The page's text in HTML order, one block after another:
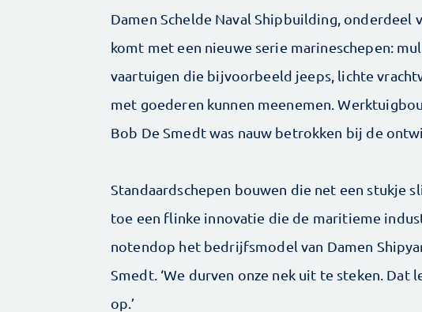
Damen Schelde Naval Shipbuilding, onderdeel
komt met een nieuwe serie marineschepen:
vaartuigen die bijvoorbeeld jeeps, lichte
met goederen kunnen meenemen.
Bob De Smedt was nauw betrokken bij de
Standaardschepen bouwen die net een stukje
toe een flinke innovatie die de mari­tieme
notendop het bedrijfsmodel van Damen
Smedt. ‘We durven onze nek uit te steken. Dat
op.’